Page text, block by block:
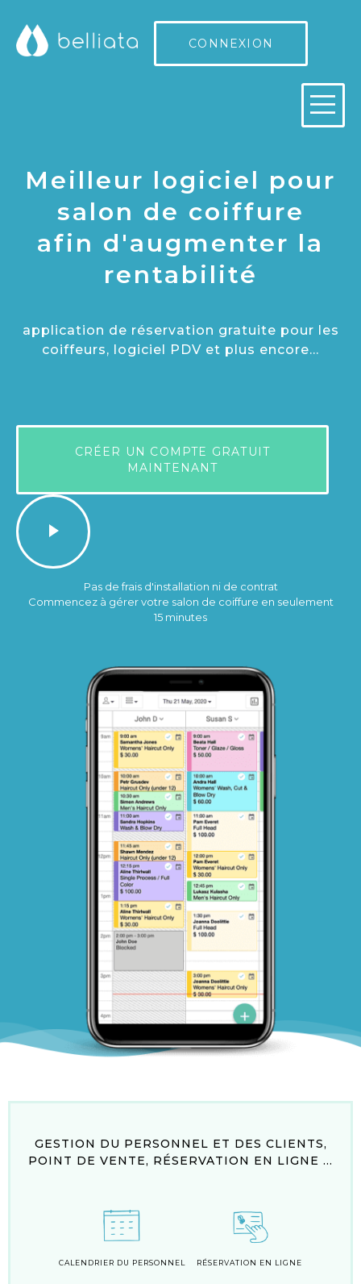
CONNEXION
Meilleur logiciel pour
salon de coiffure
afin d'augmenter la
rentabilité
application de réservation gratuite pour les
coiffeurs, logiciel PDV et plus encore...
CRÉER UN COMPTE GRATUIT
MAINTENANT
Pas de frais d'installation ni de contrat
Commencez à gérer votre salon de coiffure en seulement
15 minutes
GESTION DU PERSONNEL ET DES CLIENTS,
POINT DE VENTE, RÉSERVATION EN LIGNE ...
CALENDRIER DU PERSONNEL RÉSERVATION EN LIGNE